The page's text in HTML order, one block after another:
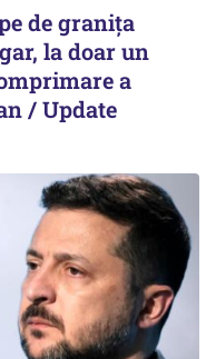
de granița
la doar un
a
/ Update